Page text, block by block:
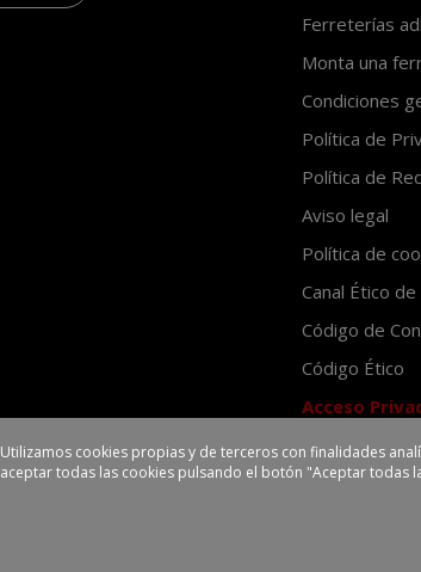
Ferreterías
Monta una
Condiciones
Política de
Política de
Aviso legal
Política de
Canal Ético
Código de
Código Ético
Acceso
Utilizamos cookies propias y de terceros con finalidades
aceptar todas las cookies pulsando el botón "Aceptar todas